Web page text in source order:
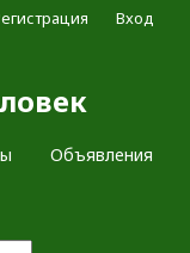
Объявления
Вход